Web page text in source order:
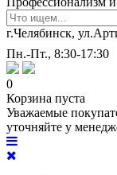
г.Челябинск,
Пн.-Пт., 8:30-17:30
0
Корзина пуста
Уважаемые
уточняйте у